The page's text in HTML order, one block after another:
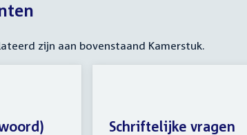
zijn aan bovenstaand Kamerstuk.
Schriftelijke vragen